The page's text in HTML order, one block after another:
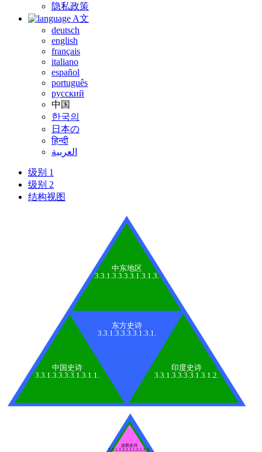
隐私政策
A文
deutsch
english
français
italiano
español
português
русский
中国
한국의
日本の
हिन्दी
العربية
级别 1
级别 2
结构视图
东方史诗
3.3.1.3.3.3.3.1.3.1.
中国史诗
3.3.1.3.3.3.3.1.3.1.1.
印度史诗
3.3.1.3.3.3.3.1.3.1.2.
中东地区
3.3.1.3.3.3.3.1.3.1.3.
波斯史诗
3.3.1.3.3.3.3.1.3.1.3.3.